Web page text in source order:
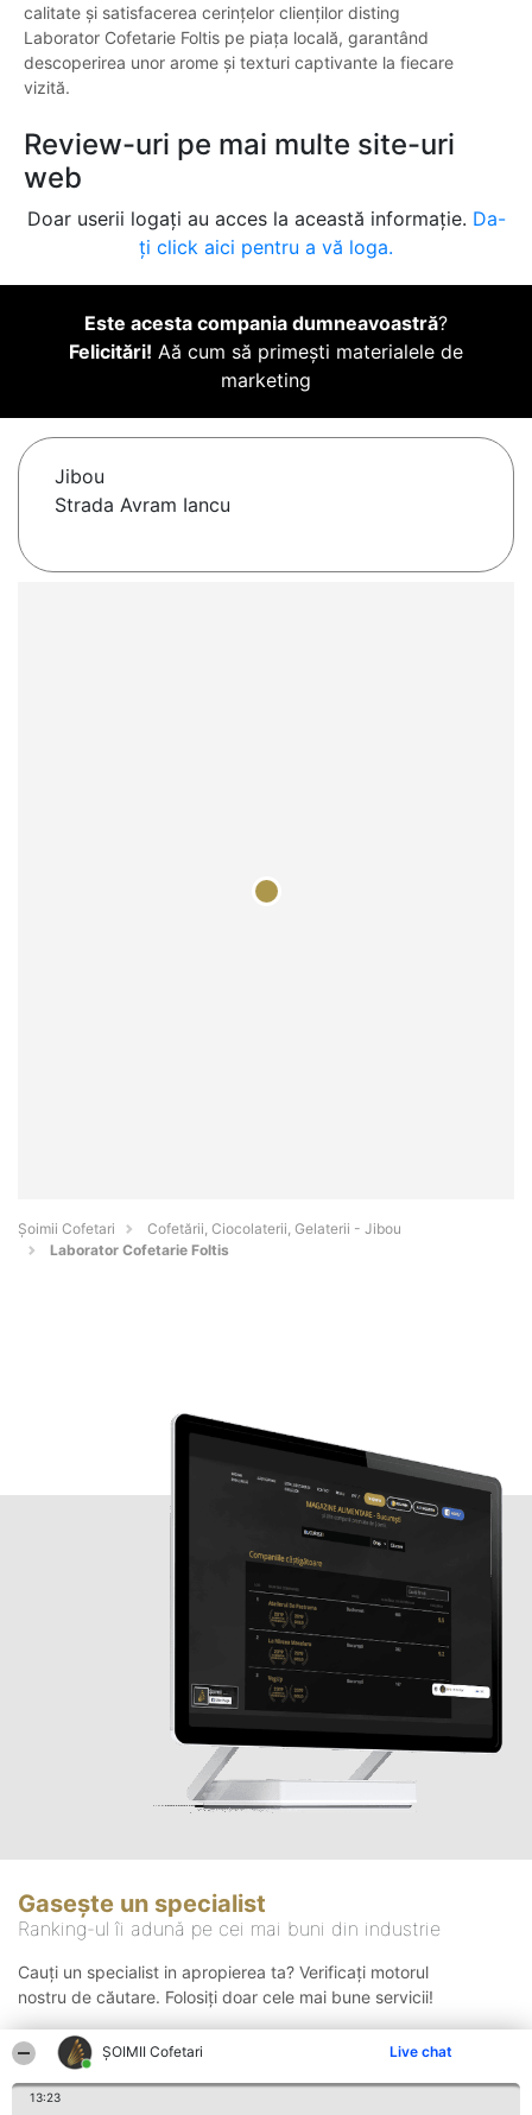
ȘOIMII Cofetari Live chat
13:23
calitate și satisfacerea cerințelor clienților disting
Laborator Cofetarie Foltis pe piața locală, garantând
descoperirea unor arome și texturi captivante la fiecare
vizită.
Review-uri pe mai multe site-uri
web
Doar userii logați au acces la această informație. Da-
ți click aici pentru a vă loga.
Este acesta compania dumneavoastră?
Felicitări! Aă cum să primești materialele de
marketing
Jibou
Strada Avram Iancu
Șoimii Cofetari
Cofetării, Ciocolaterii, Gelaterii - Jibou
Laborator Cofetarie Foltis
Gasește un specialist
Ranking-ul îi adună pe cei mai buni din industrie
Cauți un specialist in apropierea ta? Verificați motorul
nostru de căutare. Folosiți doar cele mai bune servicii!